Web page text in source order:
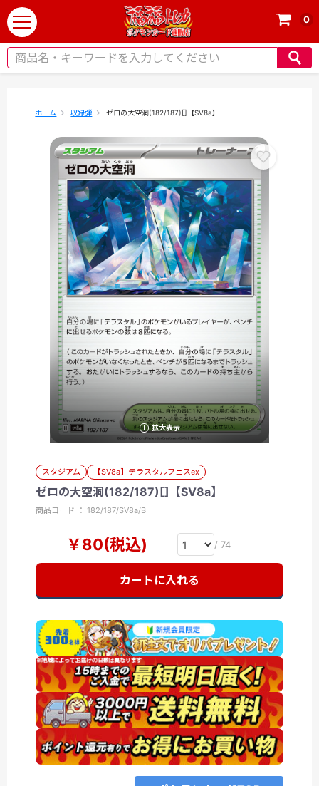
t
o
g
0
ホーム 収録弾 ゼロの大空洞(182/187)[]【SV8a】
拡大表示
スタジアム 【SV8a】テラスタルフェスex
ゼロの大空洞(182/187)[]【SV8a】
商品コード ： 182/187/SV8a/B
￥80(税込) / 74
カートに入れる